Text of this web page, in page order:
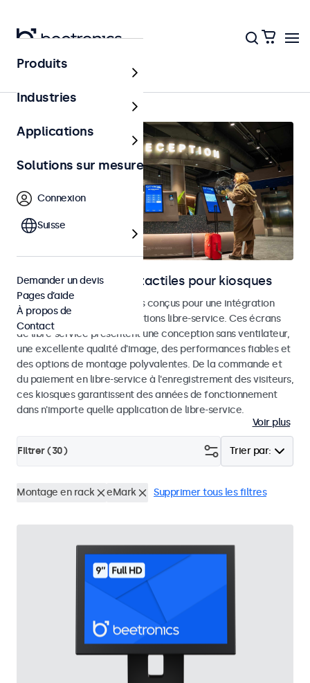
Accueil
Moniteurs et écrans tactiles pour kiosques
Moniteurs et écrans tactiles conçus pour une intégration
dans les kiosques et les solutions libre-service. Ces écrans
de libre-service présentent une conception sans ventilateur,
une excellente qualité d'image, des performances fiables et
des options de montage polyvalentes. De la commande et
du paiement en libre-service à l'enregistrement des visiteurs,
ces kiosques garantissent des années de fonctionnement
dans n'importe quelle application de libre-service.
Voir plus
Trier par:
Filtrer (30)
Montage en rack eMark Supprimer tous les filtres
Produits
Industries
Applications
Solutions sur mesure
Connexion
Suisse
Demander un devis
Pages d’aide
À propos de
Contact